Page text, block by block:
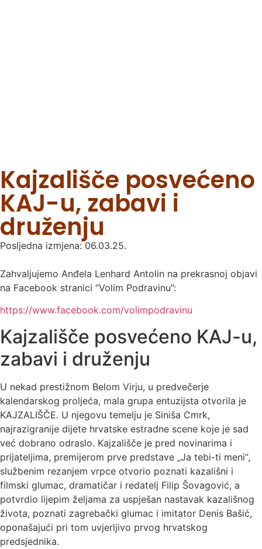
Kajzališče posvećeno
KAJ-u, zabavi i
druženju
Posljedna izmjena: 06.03.25.
Zahvaljujemo Anđela Lenhard Antolin na prekrasnoj objavi
na Facebook stranici “Volim Podravinu”:
https://www.facebook.com/volimpodravinu
Kajzališče posvećeno KAJ-u,
zabavi i druženju
U nekad prestižnom Belom Virju, u predvečerje
kalendarskog proljeća, mala grupa entuzijsta otvorila je
KAJZALIŠČE. U njegovu temelju je Siniša Cmrk,
najrazigranije dijete hrvatske estradne scene koje je sad
već dobrano odraslo. Kajzališče je pred novinarima i
prijateljima, premijerom prve predstave „Ja tebi-ti meni“,
službenim rezanjem vrpce otvorio poznati kazališni i
filmski glumac, dramatičar i redatelj Filip Šovagović, a
potvrdio lijepim željama za uspješan nastavak kazališnog
života, poznati zagrebački glumac i imitator Denis Bašić,
oponašajući pri tom uvjerljivo prvog hrvatskog
predsjednika.